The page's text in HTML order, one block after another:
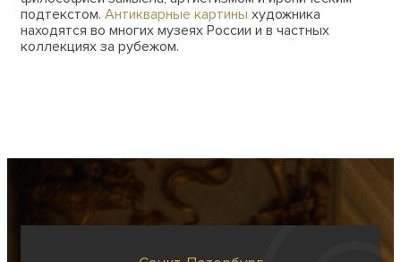
подтекстом. Антикварные картины художника
находятся во многих музеях России и в частных
коллекциях за рубежом.